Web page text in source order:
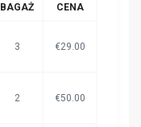
BAGAŻ CENA
3 €29.00
2 €50.00